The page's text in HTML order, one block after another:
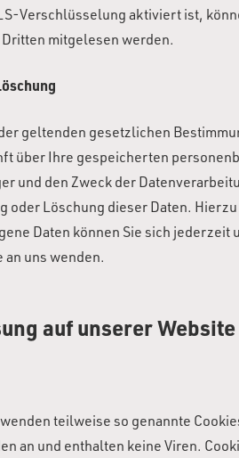
Verschlüsselung aktiviert ist,
mitgelesen werden.
geltenden gesetzlichen
über Ihre gespeicherten
und den Zweck der
oder Löschung dieser Daten.
Daten können Sie sich jederzeit
uns wenden.
auf unserer Website
teilweise so genannte
an und enthalten keine Viren.